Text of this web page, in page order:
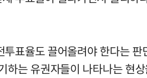
표율도 끌어올려야 한다는
하는 유권자들이 나타나는 현